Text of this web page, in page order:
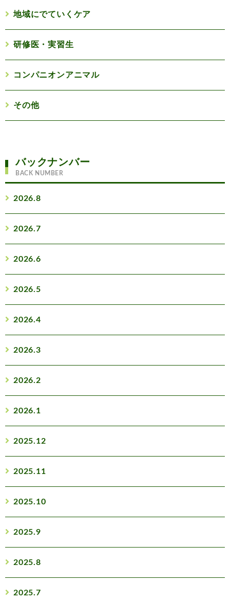
地域にでていくケア
研修医・実習生
コンパニオンアニマル
その他
バックナンバー
BACK NUMBER
2026.8
2026.7
2026.6
2026.5
2026.4
2026.3
2026.2
2026.1
2025.12
2025.11
2025.10
2025.9
2025.8
2025.7